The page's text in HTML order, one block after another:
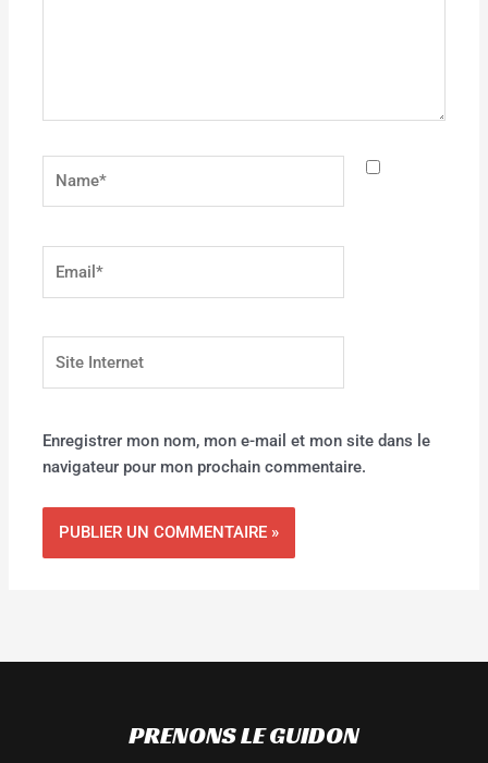
Enregistrer mon nom, mon e-mail et mon site dans le
navigateur pour mon prochain commentaire.
PRENONS LE GUIDON